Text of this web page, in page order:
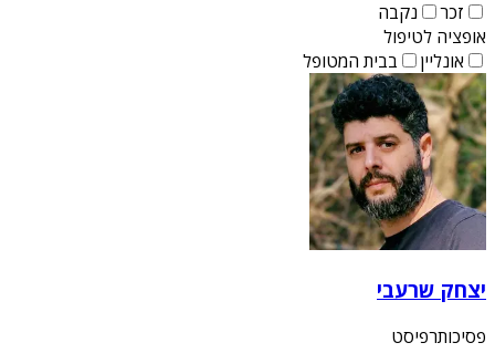
זכר
נקבה
אופציה לטיפול
אונליין
בבית המטופל
יצחק שרעבי
פסיכותרפיסט